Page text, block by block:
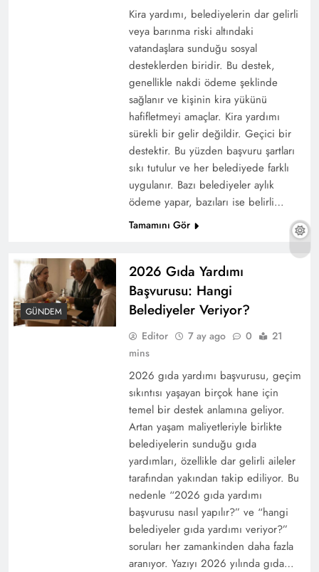
Kira yardımı, belediyelerin dar gelirli
veya barınma riski altındaki
vatandaşlara sunduğu sosyal
desteklerden biridir. Bu destek,
genellikle nakdi ödeme şeklinde
sağlanır ve kişinin kira yükünü
hafifletmeyi amaçlar. Kira yardımı
sürekli bir gelir değildir. Geçici bir
destektir. Bu yüzden başvuru şartları
sıkı tutulur ve her belediyede farklı
uygulanır. Bazı belediyeler aylık
ödeme yapar, bazıları ise belirli…
Tamamını Gör
GÜNDEM
2026 Gıda Yardımı
Başvurusu: Hangi
Belediyeler Veriyor?
Editor 7 ay ago 0
21
mins
2026 gıda yardımı başvurusu, geçim
sıkıntısı yaşayan birçok hane için
temel bir destek anlamına geliyor.
Artan yaşam maliyetleriyle birlikte
belediyelerin sunduğu gıda
yardımları, özellikle dar gelirli aileler
tarafından yakından takip ediliyor. Bu
nedenle “2026 gıda yardımı
başvurusu nasıl yapılır?” ve “hangi
belediyeler gıda yardımı veriyor?”
soruları her zamankinden daha fazla
aranıyor. Yazıyı 2026 yılında gıda…